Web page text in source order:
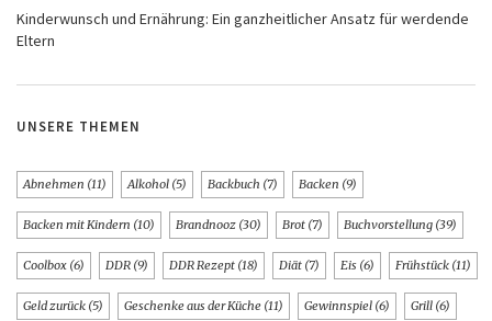
Kinderwunsch und Ernährung: Ein ganzheitlicher Ansatz für werdende
Eltern
UNSERE THEMEN
Abnehmen (11) Alkohol (5) Backbuch (7) Backen (9)
Backen mit Kindern (10) Brandnooz (30) Brot (7) Buchvorstellung (39)
Coolbox (6) DDR (9) DDR Rezept (18) Diät (7) Eis (6) Frühstück (11)
Geld zurück (5) Geschenke aus der Küche (11) Gewinnspiel (6) Grill (6)